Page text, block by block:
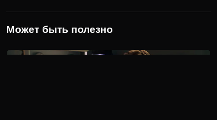
Может быть полезно